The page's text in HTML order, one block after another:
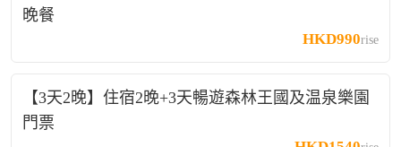
晚餐
HKD990rise
【3天2晚】住宿2晚+3天暢遊森林王國及温泉樂園
門票